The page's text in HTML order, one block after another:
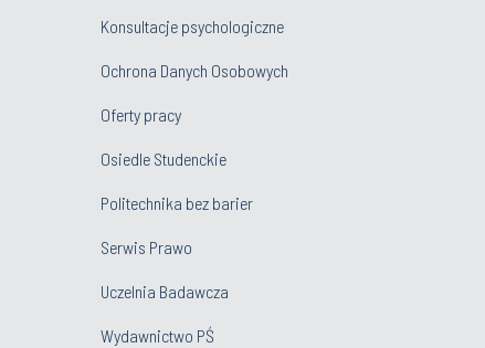
Konsultacje psychologiczne
Ochrona Danych Osobowych
Oferty pracy
Osiedle Studenckie
Politechnika bez barier
Serwis Prawo
Uczelnia Badawcza
Wydawnictwo PŚ